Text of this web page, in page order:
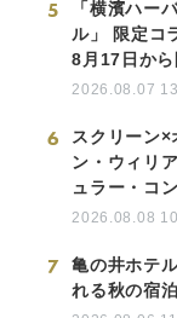
5
「横濱ハー
ル」 限定コ
8月17日か
2026.08.07
6
スクリーン×
ン・ウィリ
ュラー・コ
2026.08.08
7
亀の井ホテ
れる秋の宿